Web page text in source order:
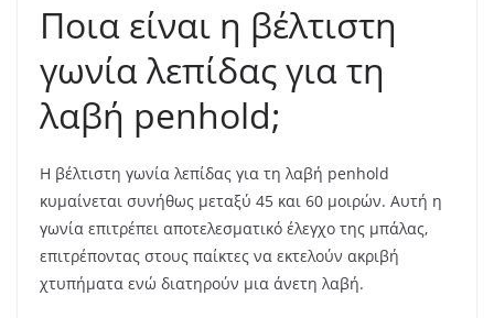
Ποια είναι η βέλτιστη
γωνία λεπίδας για τη
λαβή penhold;
Η βέλτιστη γωνία λεπίδας για τη λαβή penhold
κυμαίνεται συνήθως μεταξύ 45 και 60 μοιρών. Αυτή η
γωνία επιτρέπει αποτελεσματικό έλεγχο της μπάλας,
επιτρέποντας στους παίκτες να εκτελούν ακριβή
χτυπήματα ενώ διατηρούν μια άνετη λαβή.